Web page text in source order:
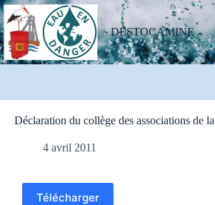
Passer
au
contenu
DESTOCAMINE
Déclaration du collège des associations de
4 avril 2011
Télécharger